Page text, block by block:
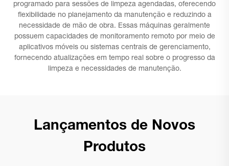
programado para sessões de limpeza agendadas, oferecendo
flexibilidade no planejamento da manutenção e reduzindo a
necessidade de mão de obra. Essas máquinas geralmente
possuem capacidades de monitoramento remoto por meio de
aplicativos móveis ou sistemas centrais de gerenciamento,
fornecendo atualizações em tempo real sobre o progresso da
limpeza e necessidades de manutenção.
Lançamentos de Novos
Produtos